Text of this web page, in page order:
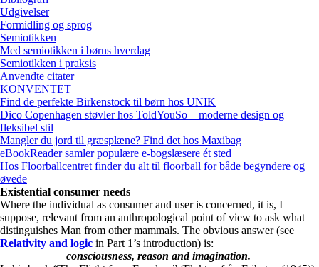
Udgivelser
Formidling og sprog
Semiotikken
Med semiotikken i børns hverdag
Semiotikken i praksis
Anvendte citater
KONVENTET
Find de perfekte Birkenstock til børn hos UNIK
Dico Copenhagen støvler hos ToldYouSo – moderne design og
fleksibel stil
Mangler du jord til græsplæne? Find det hos Maxibag
eBookReader samler populære e-bogslæsere ét sted
Hos Floorballcentret finder du alt til floorball for både begyndere og
øvede
Existential consumer needs
Where the individual as consumer and user is concerned, it is, I
suppose, relevant from an anthropological point of view to ask what
distinguishes Man from other mammals. The obvious answer (see
Relativity and logic in Part 1’s introduction) is:
consciousness, reason and imagination.